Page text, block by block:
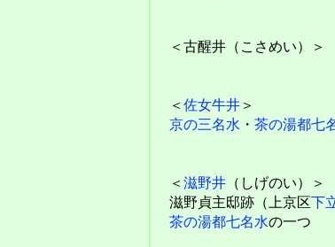
＜古醒井（こさめい）＞
＜ 佐女牛井 ＞
京の三名水 ・ 茶の湯都七
＜ 滋野井 （しげのい）＞
滋野貞主邸跡（上京区下
茶の湯都七名水の一つ